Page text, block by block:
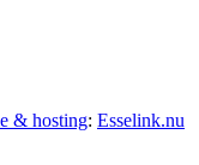
& hosting: Esselink.nu